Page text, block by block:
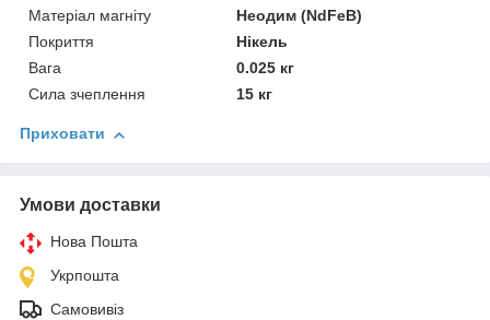
Матеріал магніту
Неодим (NdFeB)
Покриття
Нікель
Вага
0.025 кг
Сила зчеплення
15 кг
Приховати
Умови доставки
Нова Пошта
Укрпошта
Самовивіз